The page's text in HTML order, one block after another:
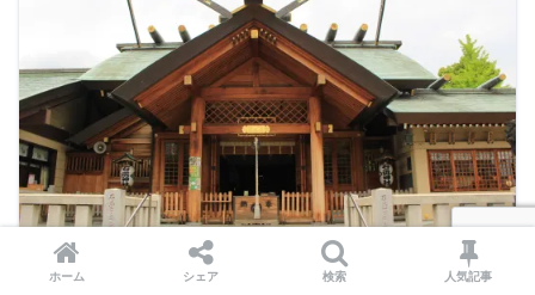
ホーム シェア 検索 人気記事